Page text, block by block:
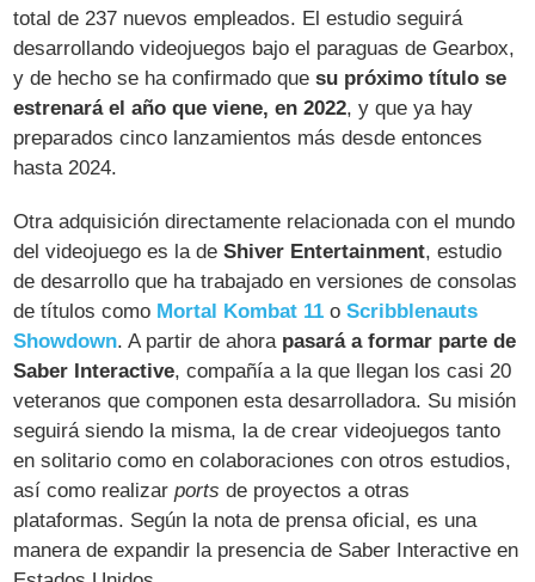
total de 237 nuevos empleados. El estudio seguirá
desarrollando videojuegos bajo el paraguas de Gearbox,
y de hecho se ha confirmado quesu próximo título se
estrenará el año que viene, en 2022, y que ya hay
preparados cinco lanzamientos más desde entonces
hasta 2024.
Otra adquisición directamente relacionada con el mundo
del videojuego es la deShiver Entertainment, estudio
de desarrollo que ha trabajado en versiones de consolas
de títulos como Mortal Kombat 11 oScribblenauts
Showdown. A partir de ahora pasará a formar parte de
Saber Interactive, compañía a la que llegan los casi 20
veteranos que componen esta desarrolladora. Su misión
seguirá siendo la misma, la de crear videojuegos tanto
en solitario como en colaboraciones con otros estudios,
así como realizarports de proyectos a otras
plataformas. Según la nota de prensa oficial, es una
manera de expandir la presencia de Saber Interactive en